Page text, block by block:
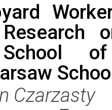
School
Czarzasty